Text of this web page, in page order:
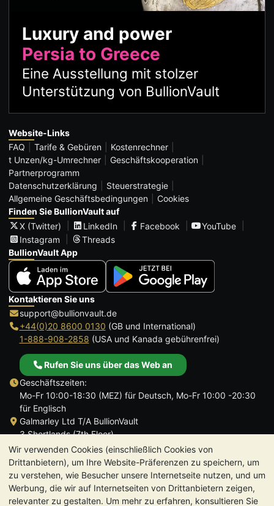
Wir verwenden Cookies (einschließlich Cookies von
Drittanbietern), um Ihre Website-Präferenzen zu speichern, um
zu verstehen, wie Besucher unsere Internetseite nutzen, und um
Werbung, die wir auf Internetseiten von Drittanbietern zeigen,
relevanter zu gestalten. Um mehr zu erfahren, konsultieren Sie
Luxury and power
Persia to Greece
Eine Ausstellung mit stolzer
Unterstützung von BullionVault
Website-Links
FAQ
Tarife & Gebüren
Kostenrechner
t Unzen/kg-Umrechner
Geschäftskooperation
Partnerprogramm
Datenschutzerklärung
Steuerstrategie
Allgemeine Geschäftsbedingungen
Cookies
Finden Sie BullionVault auf
X (Twitter)
LinkedIn Facebook
YouTube
Instagram
Threads
BullionVault App
Kontaktieren Sie uns
support@bullionvault.de
+44(0)20 8600 0130 (GB und International)
1-888-908-2858 (USA und Kanada gebührenfrei)
Rufen Sie uns über das Web an
Geschäftszeiten:
Mo-Fr 10:00-18:30 (MEZ) für Deutsch, Mo-Fr 10:00 -20:30
für Englisch
Galmarley Ltd T/A BullionVault
3 Shortlands (7th Floor)
Hammersmith
London
W6 8DA
Großbritannien